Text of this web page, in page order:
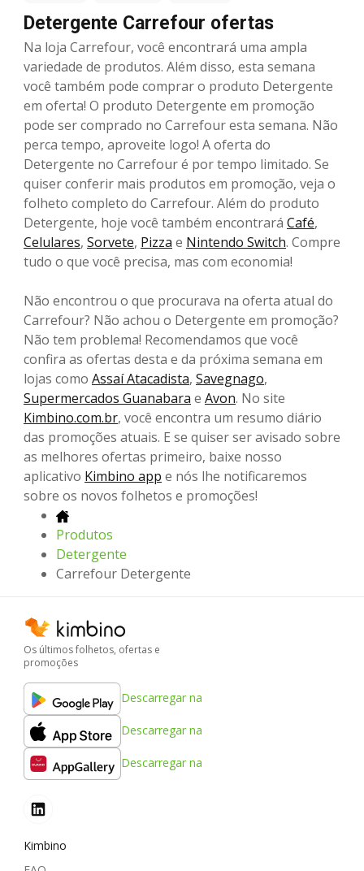
Detergente Carrefour ofertas
Na loja Carrefour, você encontrará uma ampla
variedade de produtos. Além disso, esta semana
você também pode comprar o produto Detergente
em oferta! O produto Detergente em promoção
pode ser comprado no Carrefour esta semana. Não
perca tempo, aproveite logo! A oferta do
Detergente no Carrefour é por tempo limitado. Se
quiser conferir mais produtos em promoção, veja o
folheto completo do Carrefour. Além do produto
Detergente, hoje você também encontrará Café,
Celulares, Sorvete, Pizza e Nintendo Switch. Compre
tudo o que você precisa, mas com economia!
Não encontrou o que procurava na oferta atual do
Carrefour? Não achou o Detergente em promoção?
Não tem problema! Recomendamos que você
confira as ofertas desta e da próxima semana em
lojas como Assaí Atacadista, Savegnago,
Supermercados Guanabara e Avon. No site
Kimbino.com.br, você encontra um resumo diário
das promoções atuais. E se quiser ser avisado sobre
as melhores ofertas primeiro, baixe nosso
aplicativo Kimbino app e nós lhe notificaremos
sobre os novos folhetos e promoções!
Produtos
Detergente
Carrefour Detergente
Os últimos folhetos, ofertas e
promoções
Descarregar na
Descarregar na
Descarregar na
Kimbino